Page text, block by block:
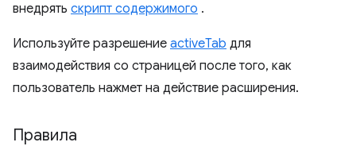
внедрять скрипт содержимого .
Используйте разрешение activeTab для
взаимодействия со страницей после того, как
пользователь нажмет на действие расширения.
Правила